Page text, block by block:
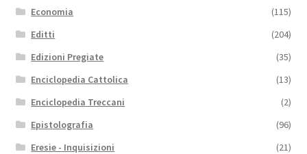
Economia
(115)
Editti
(204)
Edizioni Pregiate
(35)
Enciclopedia Cattolica
(13)
Enciclopedia Treccani
(2)
Epistolografia
(96)
Eresie - Inquisizioni
(21)